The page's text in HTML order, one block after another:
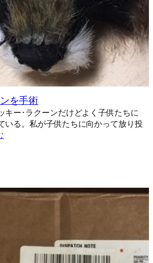
を手術
キー･ラクーンだけどよく子供たちに
いる。私が子供たちに向かって放り投